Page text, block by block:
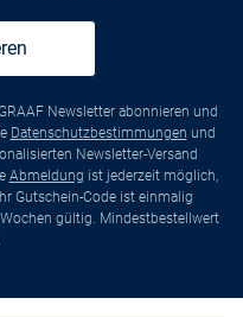
Newsletter abonnieren und
Datenschutzbestimmungen und
Newsletter-Versand
Abmeldung ist jederzeit möglich,
Gutschein-Code ist einmalig
gültig. Mindestbestellwert